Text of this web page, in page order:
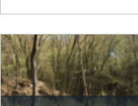
współpracy